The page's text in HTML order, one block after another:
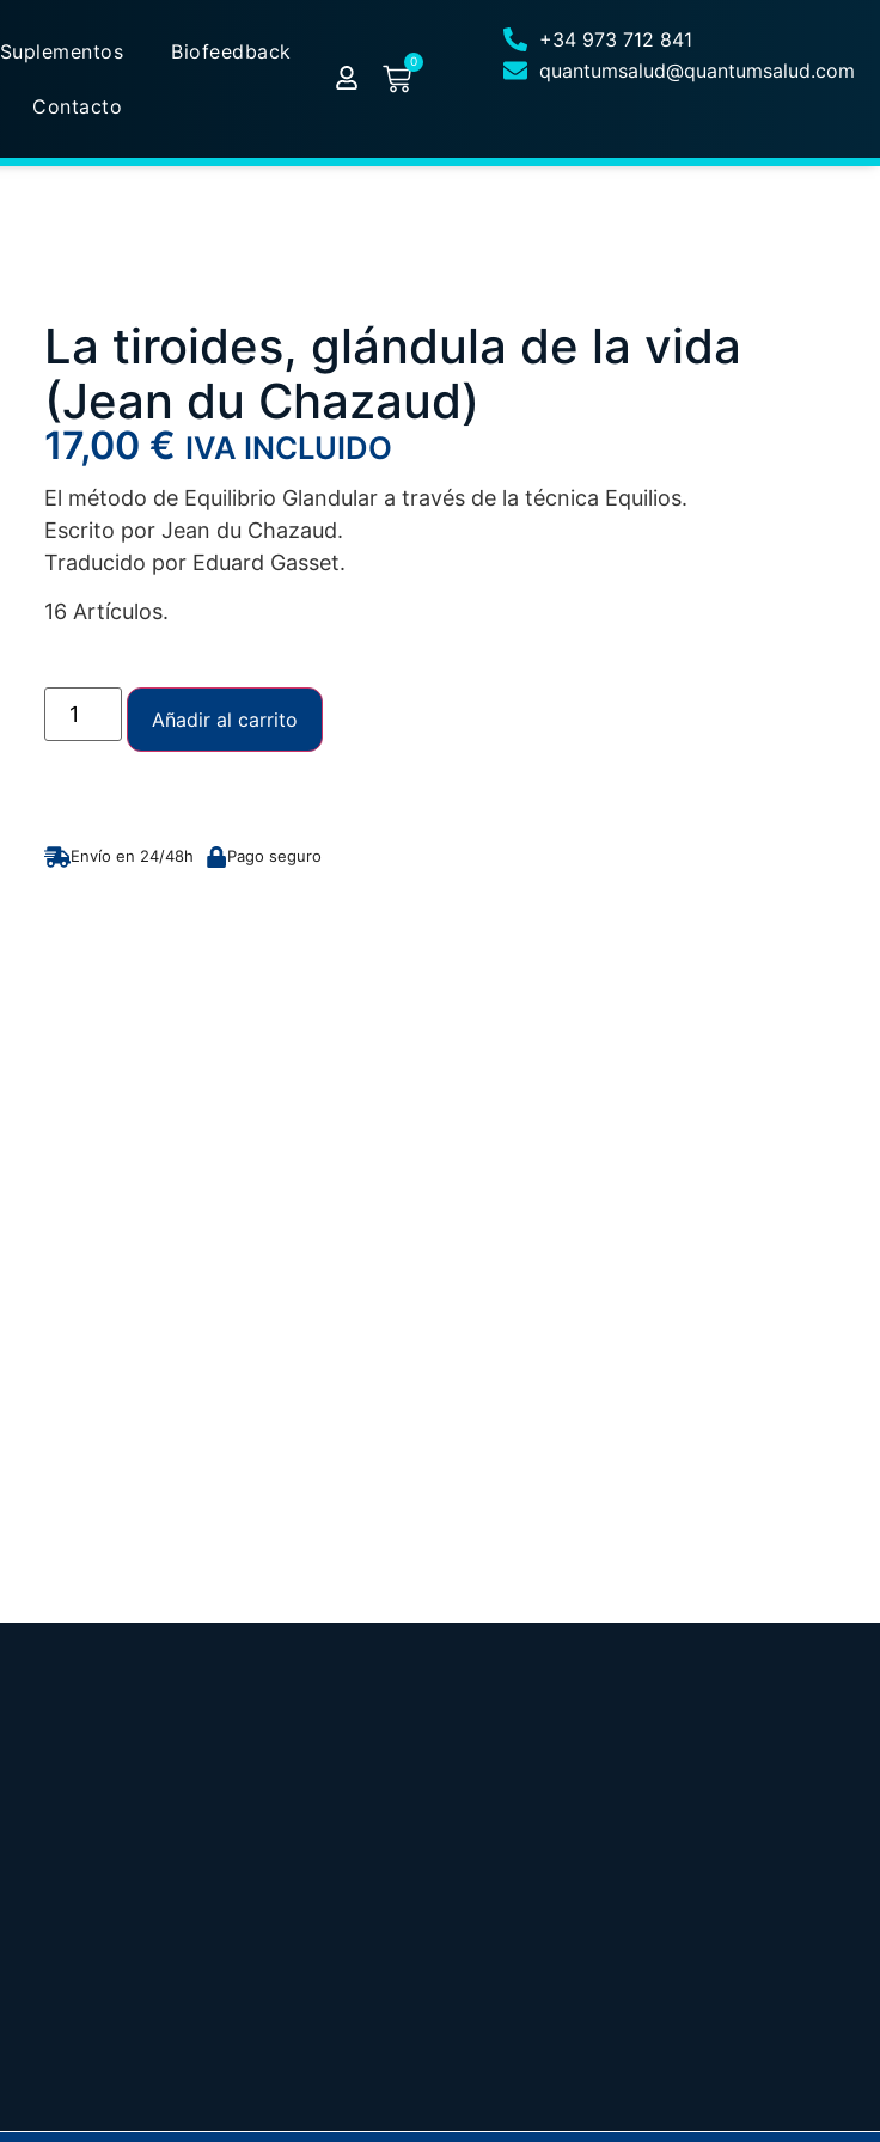
Suplementos Biofeedback
Contacto
0
+34 973 712 841
quantumsalud@quantumsalud.com
La tiroides, glándula de la vida
(Jean du Chazaud)
17,00 € IVA INCLUIDO
El método de Equilibrio Glandular a través de la técnica Equilios.
Escrito por Jean du Chazaud.
Traducido por Eduard Gasset.
16 Artículos.
Añadir al carrito
Envío en 24/48h Pago seguro